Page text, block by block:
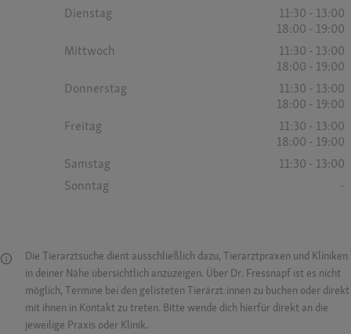
Dienstag
11:30 - 13:00
18:00 - 19:00
Mittwoch
11:30 - 13:00
18:00 - 19:00
Donnerstag
11:30 - 13:00
18:00 - 19:00
Freitag
11:30 - 13:00
18:00 - 19:00
Samstag
11:30 - 13:00
Sonntag
-
Die Tierarztsuche dient ausschließlich dazu, Tierarztpraxen und Kliniken
in deiner Nähe übersichtlich anzuzeigen. Über Dr. Fressnapf ist es nicht
möglich, Termine bei den gelisteten Tierärzt:innen zu buchen oder direkt
mit ihnen in Kontakt zu treten. Bitte wende dich hierfür direkt an die
jeweilige Praxis oder Klinik.